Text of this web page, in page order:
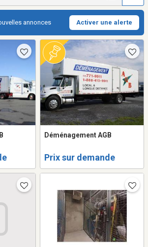
annonces Activer une alerte
Déménagement AGB
Prix sur demande